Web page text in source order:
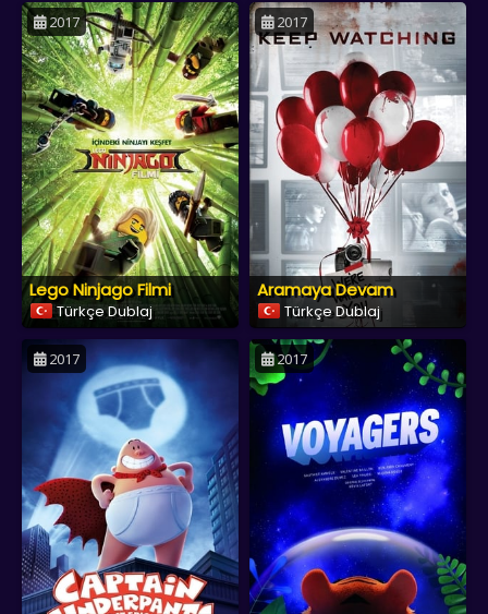
2017
Lego Ninjago Filmi
Türkçe Dublaj
2017
Aramaya Devam
Türkçe Dublaj
2017 2017